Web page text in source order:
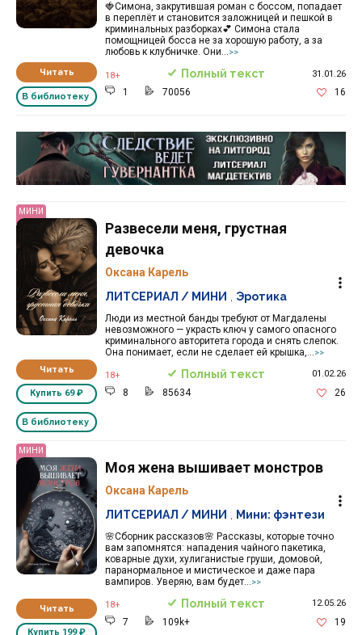
Читать
В библиотеку
🍓Симона, закрутившая роман с боссом, попадает
в переплёт и становится заложницей и пешкой в
криминальных разборках💕 Симона стала
помощницей босса не за хорошую работу, а за
любовь к клубничке. Они...>>
18+ Полный текст 31.01.26
1 70056 16
Реклама 16+ АО «ЛитГород»
МИНИ
Читать
Купить 69 ₽
В библиотеку
Развесели меня, грустная
девочка
Оксана Карель
Люди из местной банды требуют от Магдалены
невозможного — украсть ключ у самого опасного
криминального авторитета города и снять слепок.
Она понимает, если не сделает ей крышка,...
>>
ЛИТСЕРИАЛ / МИНИ Эротика
18+ Полный текст 01.02.26
8 85634 26
МИНИ
Читать
Купить 199 ₽
Моя жена вышивает монстров
Оксана Карель
🌸Сборник рассказов🌸 Рассказы, которые точно
вам запомнятся: нападения чайного пакетика,
коварные духи, хулиганистые груши, домовой,
паранормальное и мистическое и даже пара
вампиров. Уверяю, вам будет...
>>
ЛИТСЕРИАЛ / МИНИ Мини: фэнтези
18+ Полный текст 12.05.26
7 109k+ 19